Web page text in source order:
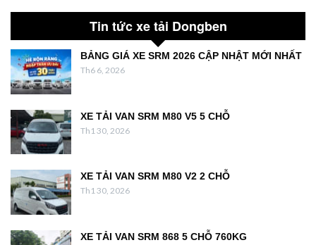
Tin tức xe tải Dongben
BẢNG GIÁ XE SRM 2026 CẬP NHẬT MỚI NHẤT
Th6 6, 2026
XE TẢI VAN SRM M80 V5 5 CHỖ
Th1 30, 2026
XE TẢI VAN SRM M80 V2 2 CHỖ
Th1 30, 2026
XE TẢI VAN SRM 868 5 CHỖ 760KG